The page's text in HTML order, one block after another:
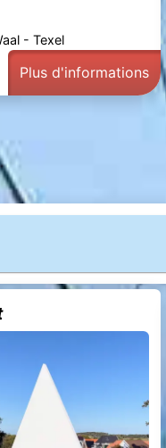
- Texel
Plus d'informations